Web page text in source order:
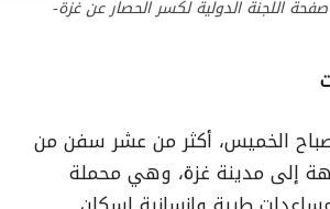
اللجنة الدولية لكسر الحصار عن غزة-
الخميس، أكثر من عشر سفن من
متجهة إلى مدينة غزة، وهي محملة